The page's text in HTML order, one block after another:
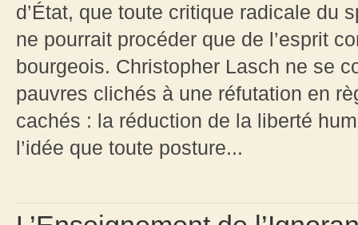
d’État, que toute critique radicale du
ne pourrait procéder que de l’esprit
bourgeois. Christopher Lasch ne se
pauvres clichés à une réfutation en
cachés : la réduction de la liberté
l’idée que toute posture...